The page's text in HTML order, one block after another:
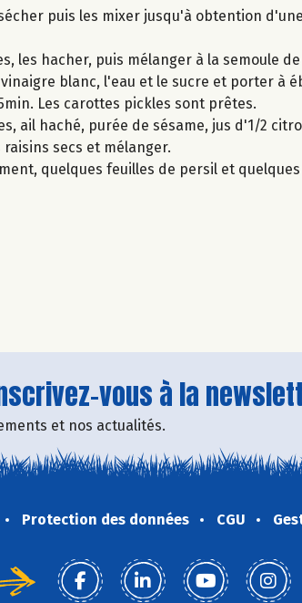
puis les mixer jusqu'à obtention
les hacher, puis mélanger à la semoule
blanc, l'eau et le sucre et porter à
Les carottes pickles sont prêtes.
ail haché, purée de sésame, jus d'1/2
secs et mélanger.
quelques feuilles de persil et
vous à la
et nos actualités.
Protection des données CGU